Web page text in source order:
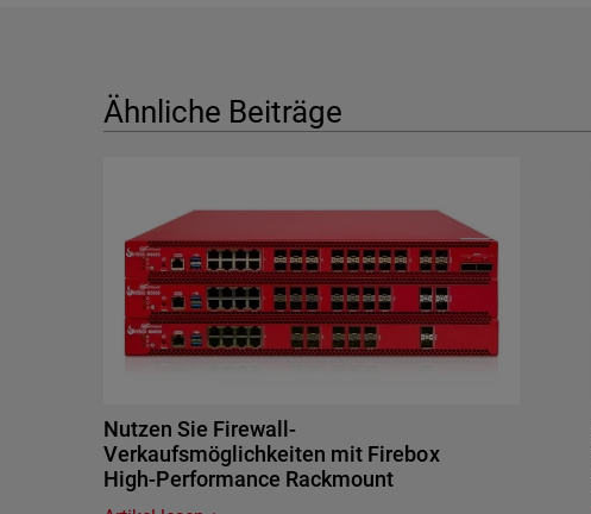
Ähnliche Beiträge
Nutzen Sie Firewall-
Verkaufsmöglichkeiten mit Firebox
High-Performance Rackmount